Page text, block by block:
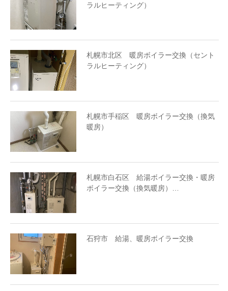
ラルヒーティング）
札幌市北区 暖房ボイラー交換（セント
ラルヒーティング）
札幌市手稲区 暖房ボイラー交換（換気
暖房）
札幌市白石区 給湯ボイラー交換・暖房
ボイラー交換（換気暖房）…
石狩市 給湯、暖房ボイラー交換